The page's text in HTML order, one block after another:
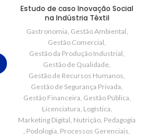
Estudo de caso Inovação Social
na Indústria Têxtil
Gastronomia, Gestão Ambiental,
Gestão Comercial,
Gestão da Produção Industrial,
Gestão de Qualidade,
Gestão de Recursos Humanos,
Gestão de Segurança Privada,
Gestão Financeira, Gestão Pública,
Licenciatura, Logística,
Marketing Digital, Nutrição, Pedagogia
, Podologia, Processos Gerenciais,